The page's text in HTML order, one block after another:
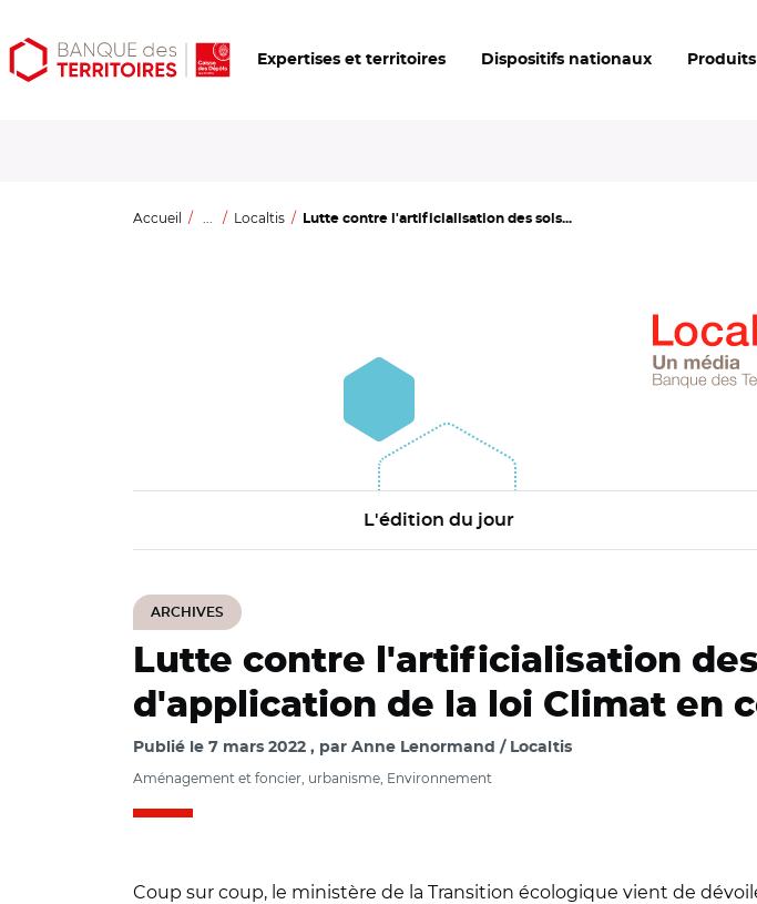
Aller
au
Aller
au
Ouvrir
les
Expertises et territoires Dispositifs nationaux
Accueil ... Localtis Lutte contre l'artificialisation des sols...
L'édition du jour
ARCHIVES
Lutte contre l'artificialisation
d'application de la loi Climat en
Publié le 7 mars 2022 par Anne Lenormand / Localtis
Aménagement et foncier, urbanisme, Environnement
Coup sur coup, le ministère de la Transition écologique vient de